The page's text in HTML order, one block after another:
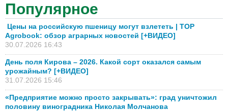
Популярное
Цены на российскую пшеницу могут взлететь | TOP
Agrobook: обзор аграрных новостей [+ВИДЕО]
30.07.2026 16:43
День поля Кирова – 2026. Какой сорт оказался самым
урожайным? [+ВИДЕО]
31.07.2026 15:46
«Предприятие можно просто закрывать»: град уничтожил
половину виноградника Николая Молчанова